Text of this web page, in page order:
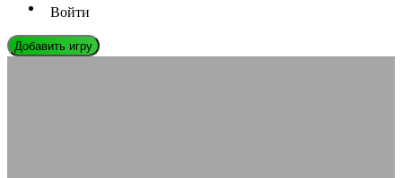
Войти
Добавить игру